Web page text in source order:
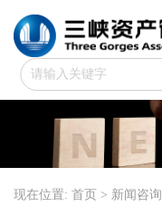
现在位置: 首页 > 新闻咨询